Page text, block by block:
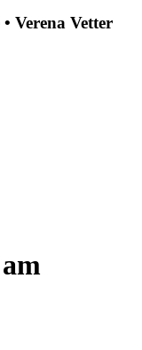
Verena Vetter